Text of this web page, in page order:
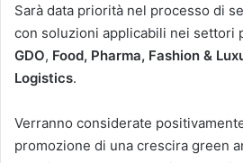
Sarà data priorità nel processo di
con soluzioni applicabili nei settori
GDO, Food, Pharma, Fashion &
Logistics.
Verranno considerate
promozione di una crescira green